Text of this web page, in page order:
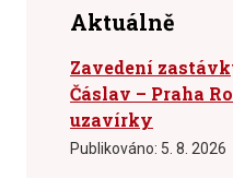
Aktuálně
Zavedení
Čáslav – Praha
uzavírky
Publikováno: 5. 8. 2026